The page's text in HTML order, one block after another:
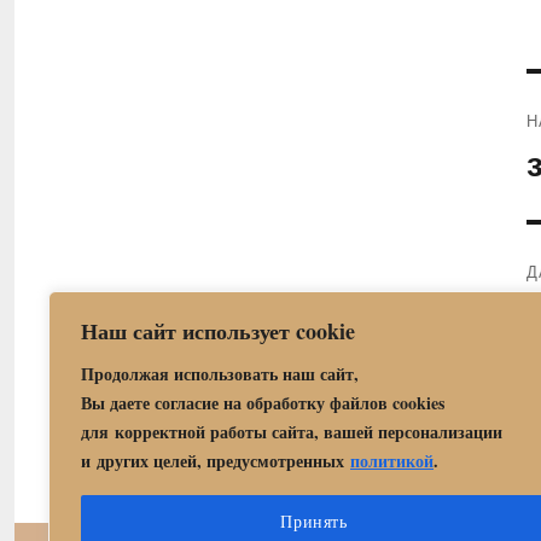
Наш сайт использует cookie
Продолжая использовать наш сайт,
Вы даете согласие на обработку файлов cookies
для корректной работы сайта, вашей персонализации
и других целей, предусмотренных политикой.
Принять